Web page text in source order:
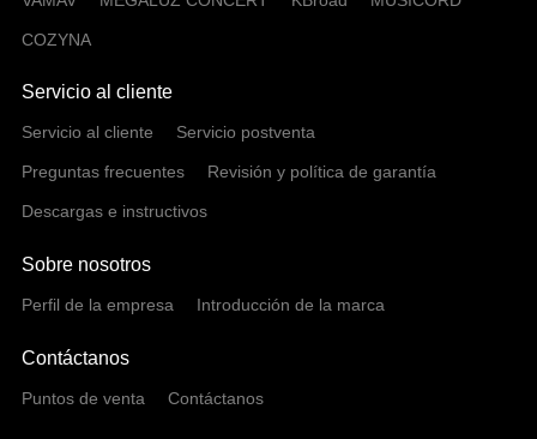
COZYNA
Servicio al cliente
Servicio al cliente Servicio postventa
Preguntas frecuentes Revisión y política de garantía
Descargas e instructivos
Sobre nosotros
Perfil de la empresa Introducción de la marca
Contáctanos
Puntos de venta Contáctanos